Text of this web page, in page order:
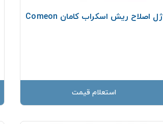
ژل اصلاح ريش اسکراب کامان Comeon
استعلام قیمت